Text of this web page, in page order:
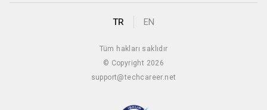
TR EN
Tüm hakları saklıdır
© Copyright 2026
support@techcareer.net